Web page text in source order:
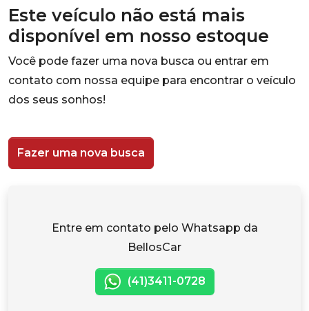
Este veículo não está mais
disponível em nosso estoque
Você pode fazer uma nova busca ou entrar em
contato com nossa equipe para encontrar o veículo
dos seus sonhos!
Fazer uma nova busca
Entre em contato pelo Whatsapp da
BellosCar
(41)3411-0728